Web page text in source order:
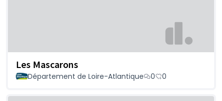
Les Mascarons
Département de Loire-Atlantique 0 0